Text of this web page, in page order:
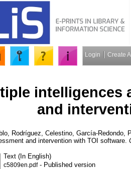
Login Create
intelligences
and
Rodríguez, Celestino García-Redondo,
and intervention with TOI software.
Text (In English)
c5809en.pdf- Published version